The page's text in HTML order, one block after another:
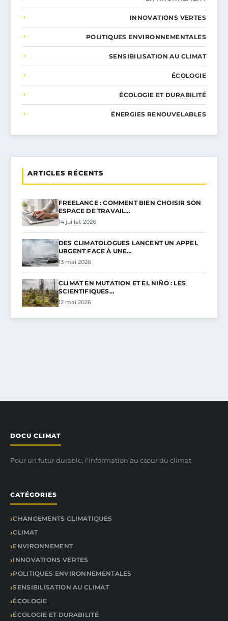
INNOVATIONS VERTES
POLITIQUES ENVIRONNEMENTALES
SENSIBILISATION AU CLIMAT
ÉCOLOGIE
ÉCOLOGIE ET DURABILITÉ
ÉNERGIES RENOUVELABLES
ARTICLES RÉCENTS
FREELANCE : COMMENT BIEN CHOISIR SON
ESPACE DE TRAVAIL…
14 juillet 2026
DES CLIMATOLOGUES LANCENT UN APPEL
URGENT FACE À UNE…
13 mai 2026
CLIMAT EN MUTATION ET EL NIÑO : LES
SCIENTIFIQUES…
12 mai 2026
DOCU CLIMAT
Pour un futur durable, l'information au cœur du climat
CATÉGORIES
CHANGEMENTS CLIMATIQUES
CLIMAT
ENVIRONNEMENT
INNOVATIONS VERTES
POLITIQUES ENVIRONNEMENTALES
SENSIBILISATION AU CLIMAT
ÉCOLOGIE
ÉCOLOGIE ET DURABILITÉ